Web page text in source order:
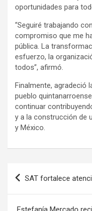
oportunidades para
“Seguiré trabajando
compromiso que me
pública. La
esfuerzo, la
todos”, afirmó.
Finalmente, agradeció
pueblo
continuar
y a la construcción de
y México.
Navegación
de
SAT fortalece